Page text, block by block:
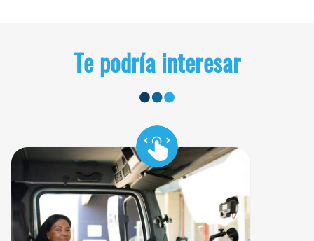
Te podría interesar